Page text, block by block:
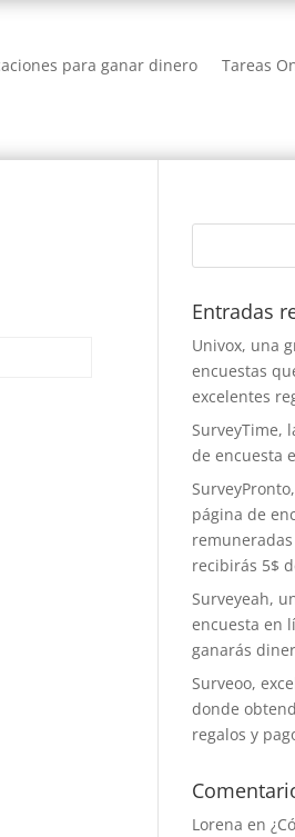
para ganar dinero Tareas
Entradas
Univox, una
encuestas
excelentes
SurveyTime,
de encuesta
página de
recibirás 5$
Surveyeah,
encuesta en
ganarás
Surveoo,
donde
regalos y
Lorena en